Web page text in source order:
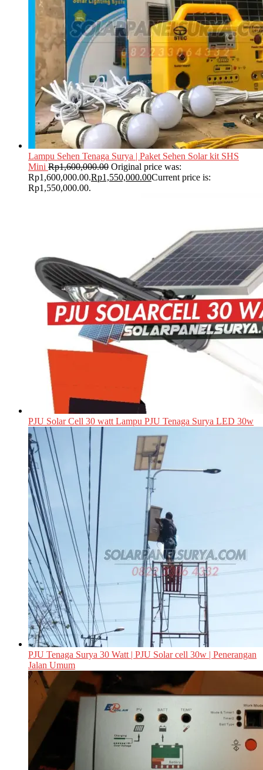
Lampu Sehen Tenaga Surya | Paket Sehen Solar kit SHS
Mini Rp1,600,000.00 Original price was:
Rp1,600,000.00.Rp1,550,000.00Current price is:
Rp1,550,000.00.
PJU Solar Cell 30 watt Lampu PJU Tenaga Surya LED 30w
PJU Tenaga Surya 30 Watt | PJU Solar cell 30w | Penerangan
Jalan Umum